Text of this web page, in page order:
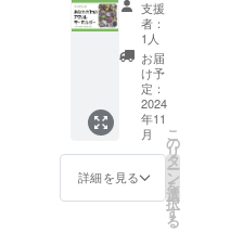
にお名
前掲載
※備考
欄に掲
載可能
なニッ
クネー
ムなど
の
お名前
キーホ
ルダー5
個 ※
サイ
ズ：縦
5cm×横
5cm以
内 ※
金具：
ボール
チェー
ン ※
支援
者：
1人
お届
け予
定：
2024
年11
月
詳細を見る
こ
の
リ
タ
ー
ン
を
選
択
す
る